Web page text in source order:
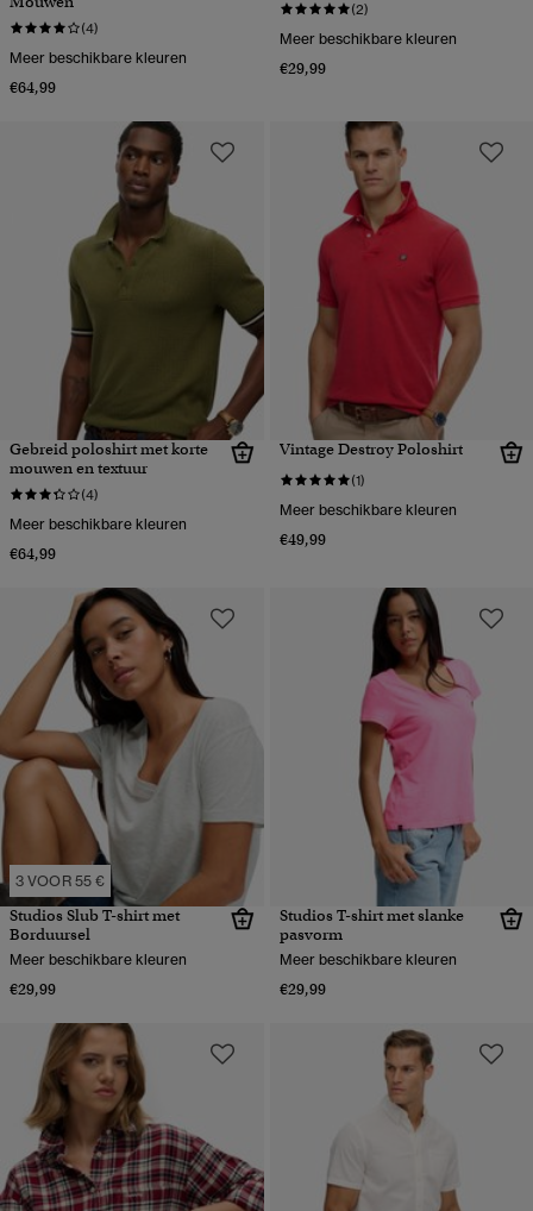
(4)
Meer beschikbare kleuren
€64,99
(2)
Meer beschikbare kleuren
€29,99
Gebreid poloshirt met korte
mouwen en textuur
(4)
Meer beschikbare kleuren
€64,99
Vintage Destroy Poloshirt
(1)
Meer beschikbare kleuren
€49,99
3 VOOR 55 €
Studios Slub T-shirt met
Borduursel
Meer beschikbare kleuren
€29,99
Studios T-shirt met slanke
pasvorm
Meer beschikbare kleuren
€29,99